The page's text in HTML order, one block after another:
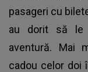
pasageri cu
au dorit să le
aventură. Mai
cadou celor doi